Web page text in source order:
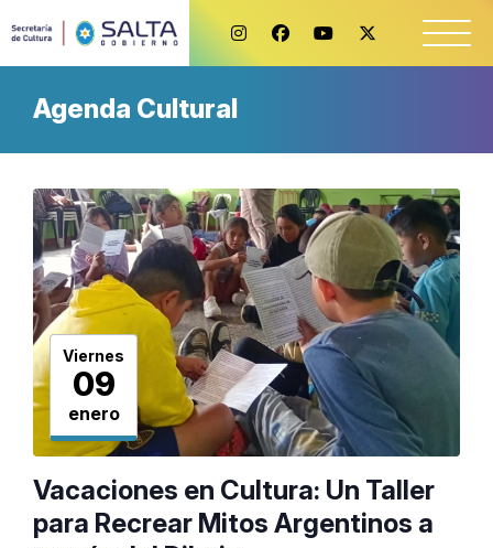
Agenda Cultural
Viernes
09
enero
Vacaciones en Cultura: Un Taller
para Recrear Mitos Argentinos a